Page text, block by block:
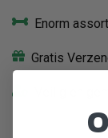
Enorm
Gratis